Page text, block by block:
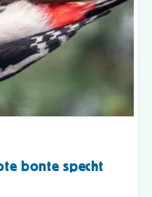
bonte specht